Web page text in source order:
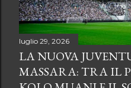
luglio 29, 2026
LA NUOVA
MASSARA: TRA IL